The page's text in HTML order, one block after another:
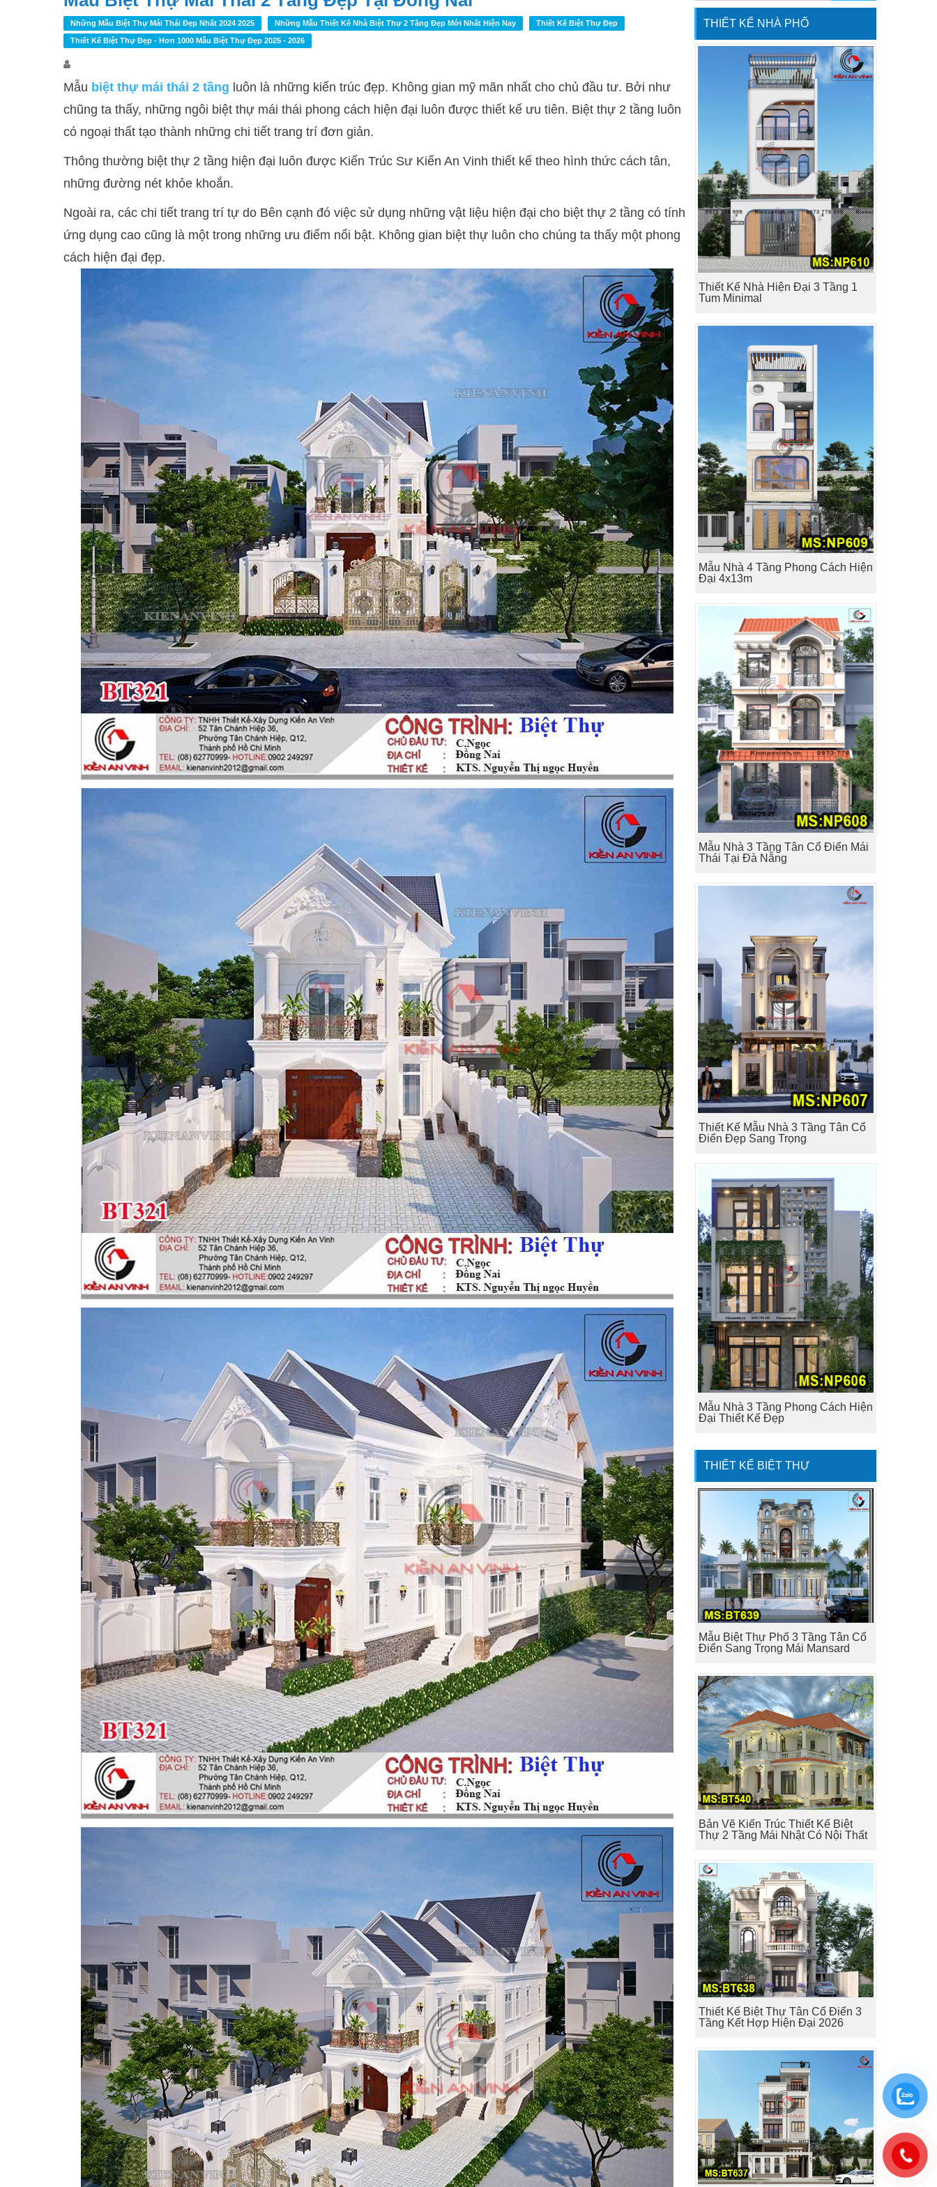
Những Mẫu Biệt Thự Mái Thái Đẹp Nhất 2024 2025 Những Mẫu Thiết Kế Nhà Biệt Thự 2 Tầng Đẹp Mới Nhất Hiện Nay Thiết Kế Biệt Thự Đẹp
Thiết Kế Biệt Thự Đẹp - Hơn 1000 Mẫu Biệt Thự Đẹp 2025 - 2026
Mẫu biệt thự mái thái 2 tầng luôn là những kiến trúc đẹp. Không gian mỹ mãn nhất cho chủ đầu tư. Bởi như
chũng ta thấy, những ngôi biệt thự mái thái phong cách hiện đại luôn được thiết kế ưu tiên. Biệt thự 2 tầng luôn
có ngoại thất tạo thành những chi tiết trang trí đơn giản.
Thông thường biệt thự 2 tầng hiện đại luôn được Kiến Trúc Sư Kiến An Vinh thiết kế theo hình thức cách tân,
những đường nét khỏe khoắn.
Ngoài ra, các chi tiết trang trí tự do Bên cạnh đó việc sử dụng những vật liệu hiện đại cho biệt thự 2 tầng có tính
ứng dụng cao cũng là một trong những ưu điểm nổi bật. Không gian biệt thự luôn cho chúng ta thấy một phong
cách hiện đại đẹp.
THIẾT KẾ NHÀ PHỐ
Thiết Kế Nhà Hiện Đại 3 Tầng 1
Tum Minimal
Mẫu Nhà 4 Tầng Phong Cách Hiện
Đại 4x13m
Mẫu Nhà 3 Tầng Tân Cổ Điển Mái
Thái Tại Đà Nẵng
Thiết Kế Mẫu Nhà 3 Tầng Tân Cổ
Điển Đẹp Sang Trọng
Mẫu Nhà 3 Tầng Phong Cách Hiện
Đại Thiết Kế Đẹp
THIẾT KẾ BIỆT THỰ
Mẫu Biệt Thự Phố 3 Tầng Tân Cổ
Điển Sang Trọng Mái Mansard
Bản Vẽ Kiến Trúc Thiết Kế Biệt
Thự 2 Tầng Mái Nhật Có Nội Thất
Thiết Kế Biệt Thự Tân Cổ Điển 3
Tầng Kết Hợp Hiện Đại 2026